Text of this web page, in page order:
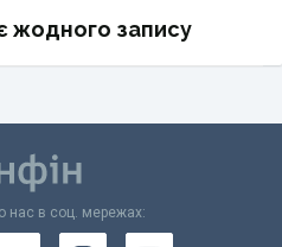
жодного запису
нас в соц. мережах: